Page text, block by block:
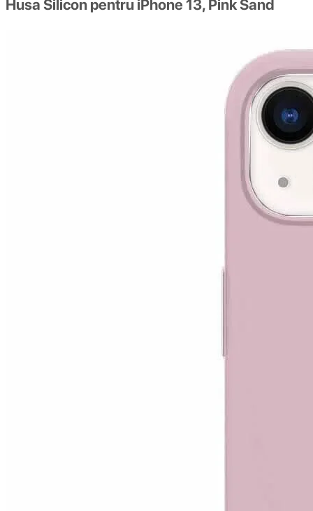
Husa Silicon pentru iPhone 13, Pink Sand